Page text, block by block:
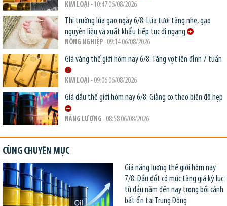
KIM LOẠI - 10:47 06/08/2026
Thị trường lúa gạo ngày 6/8: Lúa tươi tăng nhẹ, gạo
nguyên liệu và xuất khẩu tiếp tục đi ngang
NÔNG NGHIỆP- 09:14 06/08/2026
Giá vàng thế giới hôm nay 6/8: Tăng vọt lên đỉnh 7 tuần
KIM LOẠI - 09:06 06/08/2026
Giá dầu thế giới hôm nay 6/8: Giằng co theo biên độ hẹp
NĂNG LƯỢNG - 08:58 06/08/2026
CÙNG CHUYÊN MỤC
Giá năng lượng thế giới hôm nay
7/8: Dầu đốt có mức tăng giá kỷ lục
từ đầu năm đến nay trong bối cảnh
bất ổn tại Trung Đông